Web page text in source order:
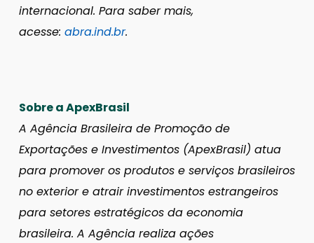
internacional. Para saber mais,
acesse: abra.ind.br.
Sobre a ApexBrasil
A Agência Brasileira de Promoção de
Exportações e Investimentos (ApexBrasil) atua
para promover os produtos e serviços brasileiros
no exterior e atrair investimentos estrangeiros
para setores estratégicos da economia
brasileira. A Agência realiza ações